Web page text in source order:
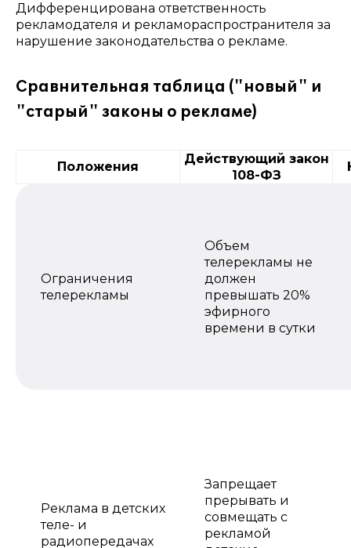
Дифференцирована ответственность
рекламодателя и рекламораспространителя за
нарушение законодательства о рекламе.
Сравнительная таблица ("новый" и
"старый" законы о рекламе)
Положения
Действующий закон
108-ФЗ
Ограничения
телерекламы
Объем
телерекламы не
должен
превышать 20%
эфирного
времени в сутки
Реклама в детских
теле- и
радиопередачах
Запрещает
прерывать и
совмещать с
рекламой